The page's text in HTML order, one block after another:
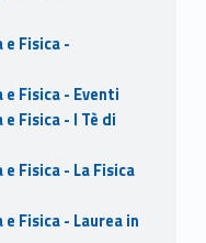
Fisica -
Fisica - Eventi
Fisica - I Tè di
Fisica - La Fisica
Fisica - Laurea in